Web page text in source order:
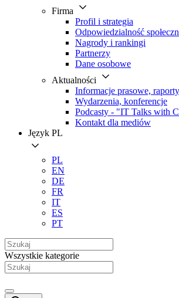
Firma
Profil i strategia
Odpowiedzialność
Nagrody i rankingi
Partnerzy
Dane osobowe
Aktualności
Informacje prasowe,
Wydarzenia, konferencje
Podcasty - "IT Talks with
Kontakt dla mediów
Język PL
PL
EN
DE
FR
IT
ES
PT
Wszystkie kategorie